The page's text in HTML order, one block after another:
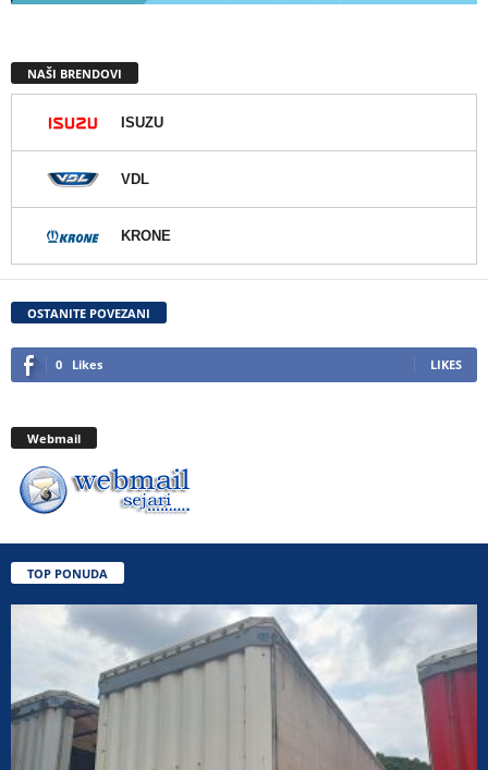
NAŠI BRENDOVI
ISUZU
VDL
KRONE
OSTANITE POVEZANI
0 Likes LIKES
Webmail
TOP PONUDA